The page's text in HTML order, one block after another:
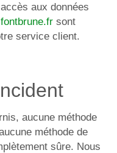
aux données
sont
service client.
aucune méthode
méthode de
sûre. Nous